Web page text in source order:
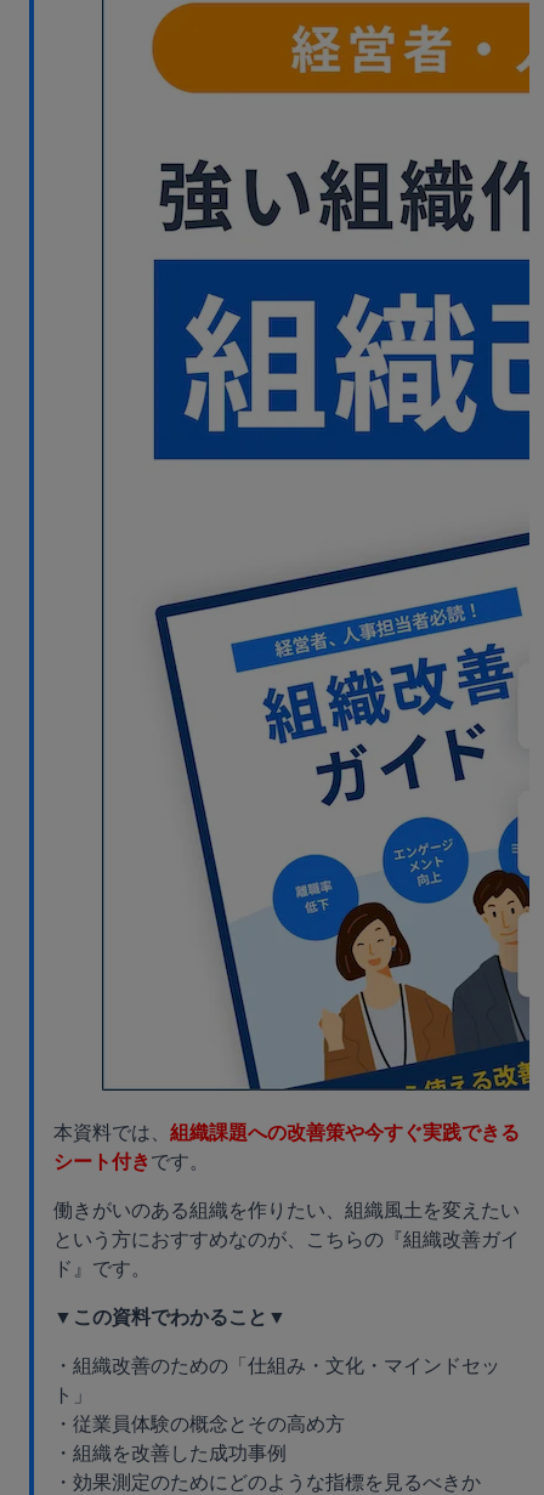
本資料では、 組織課題への改善策や今すぐ実践できる
シート付き です。
働きがいのある組織を作りたい、組織風土を変えたい
という方におすすめなのが、こちらの『組織改善ガイ
ド』です。
▼この資料でわかること▼
・組織改善のための「仕組み・文化・マインドセッ
ト」
・従業員体験の概念とその高め方
・組織を改善した成功事例
・効果測定のためにどのような指標を見るべきか